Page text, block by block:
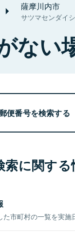
薩摩川内市
サツマセンダイシ
ない
便番号を検索する
索に関する
市町村の一覧を実施